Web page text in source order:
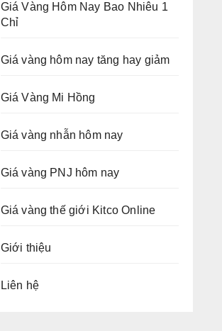
Giá Vàng Hôm Nay Bao Nhiêu 1
Chỉ
Giá vàng hôm nay tăng hay giảm
Giá Vàng Mi Hồng
Giá vàng nhẫn hôm nay
Giá vàng PNJ hôm nay
Giá vàng thế giới Kitco Online
Giới thiệu
Liên hệ